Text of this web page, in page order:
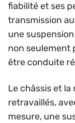
fiabilité et ses
transmission
une
non seulement
être conduite
Le châssis et
retravaillés,
mesure, une